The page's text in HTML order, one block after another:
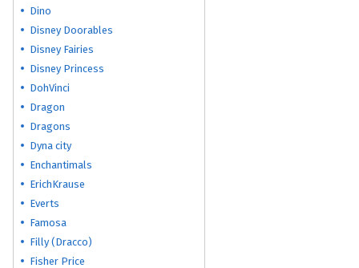
Dino
Disney Doorables
Disney Fairies
Disney Princess
DohVinci
Dragon
Dragons
Dyna city
Enchantimals
ErichKrause
Everts
Famosa
Filly (Dracco)
Fisher Price